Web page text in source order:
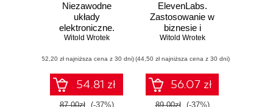
Niezawodne
układy
elektroniczne.
Podręcznik
Witold Wrotek
(52,20 zł najniższa cena z 30 dni)
54.81 zł
87.00zł (-37%)
ElevenLabs.
Zastosowanie w
biznesie i
twórczości
Witold Wrotek
(44,50 zł najniższa cena z 30 dni)
56.07 zł
89.00zł (-37%)